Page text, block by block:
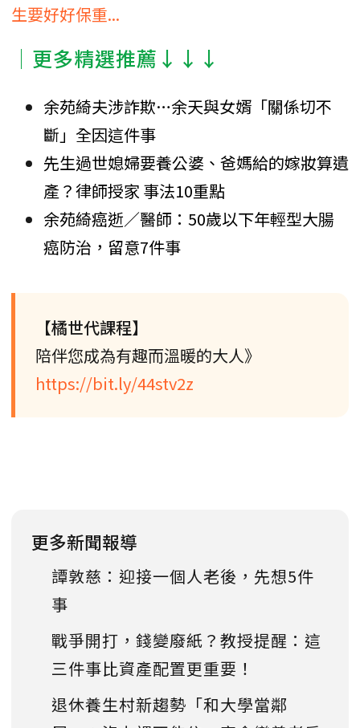
生要好好保重...
│更多精選推薦↓↓↓
余苑綺夫涉詐欺…余天與女婿「關係切不
斷」全因這件事
先生過世媳婦要養公婆、爸媽給的嫁妝算遺
產？律師授家 事法10重點
余苑綺癌逝／醫師：50歲以下年輕型大腸
癌防治，留意7件事
【橘世代課程】
陪伴您成為有趣而溫暖的大人》
https://bit.ly/44stv2z
更多新聞報導
譚敦慈：迎接一個人老後，先想5件
事
戰爭開打，錢變廢紙？教授提醒：這
三件事比資產配置更重要！
退休養生村新趨勢「和大學當鄰